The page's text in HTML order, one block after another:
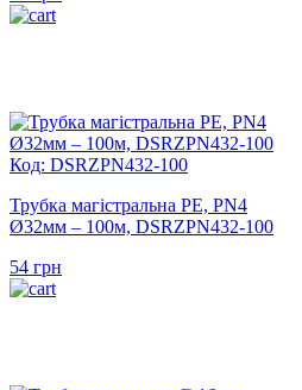
Код: DSRZPN432-100
Трубка магістральна PE, PN4
Ø32мм – 100м, DSRZPN432-100
54 грн